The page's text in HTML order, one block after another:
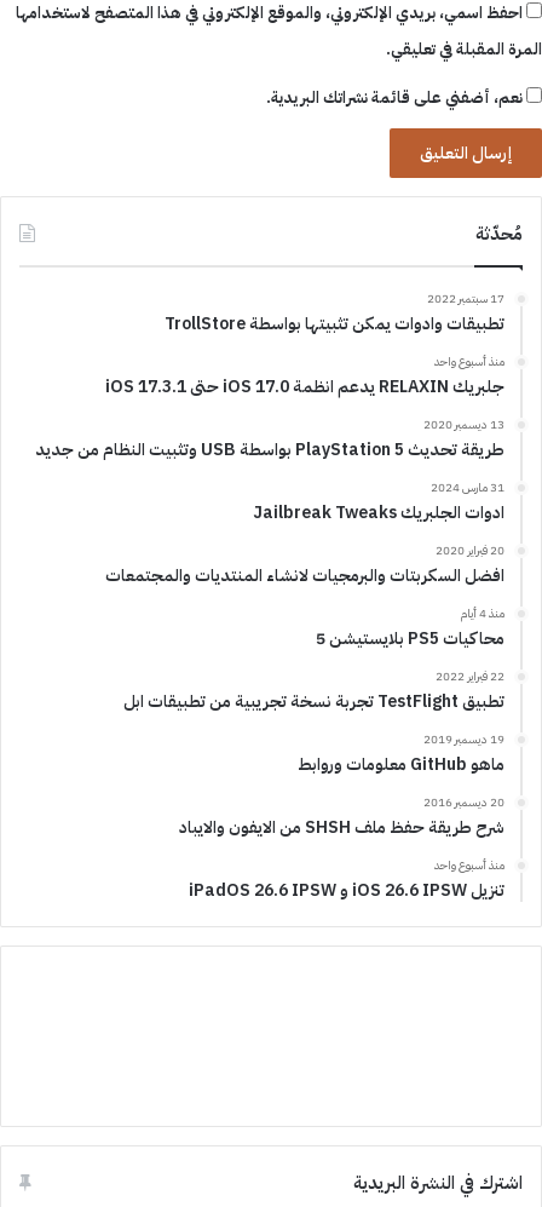
احفظ اسمي، بريدي الإلكتروني، والموقع الإلكتروني في هذا المتصفح لاستخدامها
المرة المقبلة في تعليقي.
نعم، أضفني على قائمة نشراتك البريدية.
مُحدّثة
17 سبتمبر 2022
تطبيقات وادوات يمكن تثبيتها بواسطة TrollStore
منذ أسبوع واحد
جلبريك RELAXIN يدعم انظمة iOS 17.0 حتى iOS 17.3.1
13 ديسمبر 2020
طريقة تحديث PlayStation 5 بواسطة USB وتثبيت النظام من جديد
31 مارس 2024
ادوات الجلبريك Jailbreak Tweaks
20 فبراير 2020
افضل السكربتات والبرمجيات لانشاء المنتديات والمجتمعات
منذ 4 أيام
محاكيات PS5 بلايستيشن 5
22 فبراير 2022
تطبيق TestFlight تجربة نسخة تجريبية من تطبيقات ابل
19 ديسمبر 2019
ماهو GitHub معلومات وروابط
20 ديسمبر 2016
شرح طريقة حفظ ملف SHSH من الايفون والايباد
منذ أسبوع واحد
تنزيل iOS 26.6 IPSW و iPadOS 26.6 IPSW
اشترك في النشرة البريدية